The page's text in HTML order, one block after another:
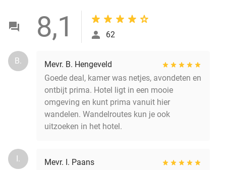
8,1 62
B.
Mevr. B. Hengeveld
Goede deal, kamer was netjes, avondeten en
ontbijt prima. Hotel ligt in een mooie
omgeving en kunt prima vanuit hier
wandelen. Wandelroutes kun je ook
uitzoeken in het hotel.
I.
Mevr. I. Paans